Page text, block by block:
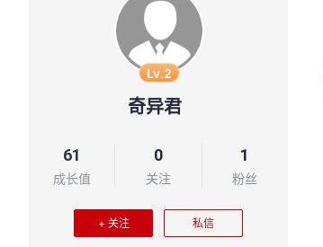
Lv.2
奇异君
61
成长值
0
关注
1
粉丝
+ 关注 私信